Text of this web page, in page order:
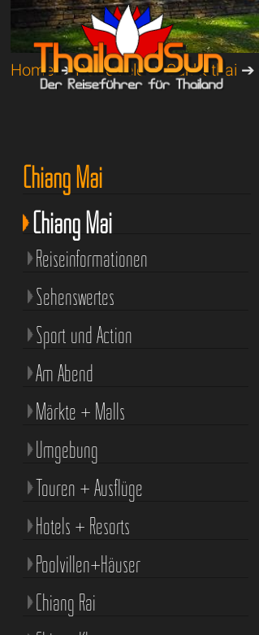
Home➔Reiseziele➔Sukhothai ➔
Chiang Mai
Chiang Mai
Reiseinformationen
Sehenswertes
Sport und Action
Am Abend
Märkte + Malls
Umgebung
Touren + Ausflüge
Hotels + Resorts
Poolvillen+Häuser
Chiang Rai